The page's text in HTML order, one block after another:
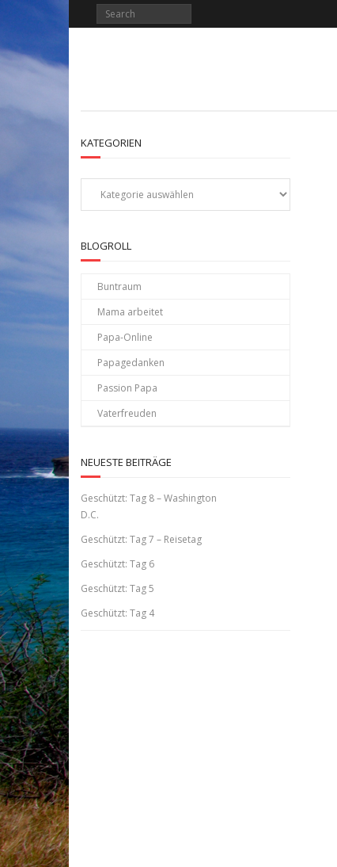
KATEGORIEN
Kategorien
BLOGROLL
Buntraum
Mama arbeitet
Papa-Online
Papagedanken
Passion Papa
Vaterfreuden
NEUESTE BEITRÄGE
Geschützt: Tag 8 – Washington
D.C.
Geschützt: Tag 7 – Reisetag
Geschützt: Tag 6
Geschützt: Tag 5
Geschützt: Tag 4